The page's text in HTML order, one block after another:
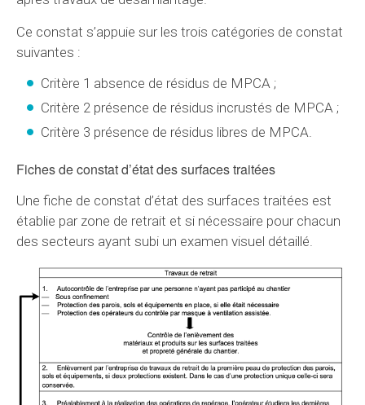
Ce constat s’appuie sur les trois catégories de constat
suivantes :
Critère 1 absence de résidus de MPCA ;
Critère 2 présence de résidus incrustés de MPCA ;
Critère 3 présence de résidus libres de MPCA.
Fiches de constat d’état des surfaces traitées
Une fiche de constat d’état des surfaces traitées est
établie par zone de retrait et si nécessaire pour chacun
des secteurs ayant subi un examen visuel détaillé.